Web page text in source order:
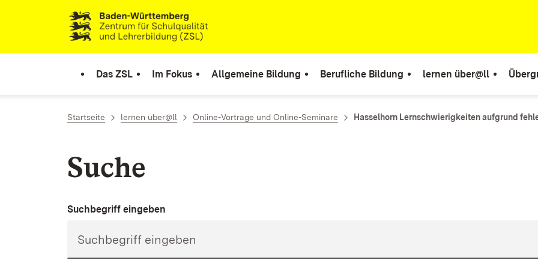
Zum Inhalt springen
Link zur Startseite
Das ZSL Im Fokus Allgemeine Bildung Berufliche Bildung lernen über@ll
Startseite lernen über@ll Online-Vorträge und Online-Seminare Hasselhorn Lernschwierigkeiten aufgrund
Suche
Suchbegriff eingeben